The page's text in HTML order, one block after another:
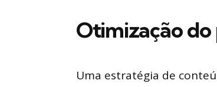
Otimização
Uma estratégia de